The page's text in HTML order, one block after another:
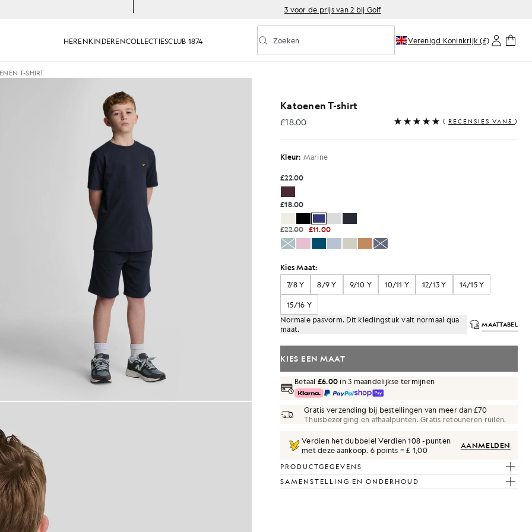
3 voor de prijs van 2 bij Golf
HERENKINDERENCOLLECTIESCLUB 1874 Voorspellend zoeken in- of uitschakelen
Zoeken Verenigd Koninkrijk (£)
T-SHIRT
Katoenen T-shirt
£18.00
£18.00 ( RECENSIES VAN5 )
Kleur: Marine
£22.00
£18.00
£22.00 £11.00
Kies Maat:
7/8 Y
8/9 Y 9/10 Y 10/11 Y 12/13 Y 14/15 Y
15/16 Y
Normale pasvorm. Dit kledingstuk valt normaal qua
maat.
MAATTABEL
KIES EEN MAAT
Betaal £6.00 in 3 maandelijkse termijnen
Gratis verzending bij bestellingen van meer dan £70
Thuisbezorging en afhaalpunten. Gratis retouneren ruilen.
Verdien het dubbele! Verdien108-punten
met deze aankoop. 6 points = £ 1,00 AANMELDEN
PRODUCTGEGEVENS
SAMENSTELLING EN ONDERHOUD